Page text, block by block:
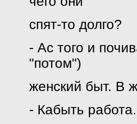
спят-то долго?
- Ас того и
"потом")
женский быт. В
- Кабыть работа.